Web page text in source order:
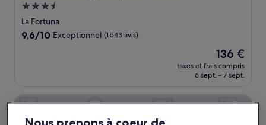
Hébergement
3.5 étoiles
La Fortuna
9.6
9,6/10 Exceptionnel (1 543 avis)
Le
nouveau
prix
de
136 €
136 €
taxes et frais compris
6 sept. - 7 sept.
Koora Hotel by Sandglass